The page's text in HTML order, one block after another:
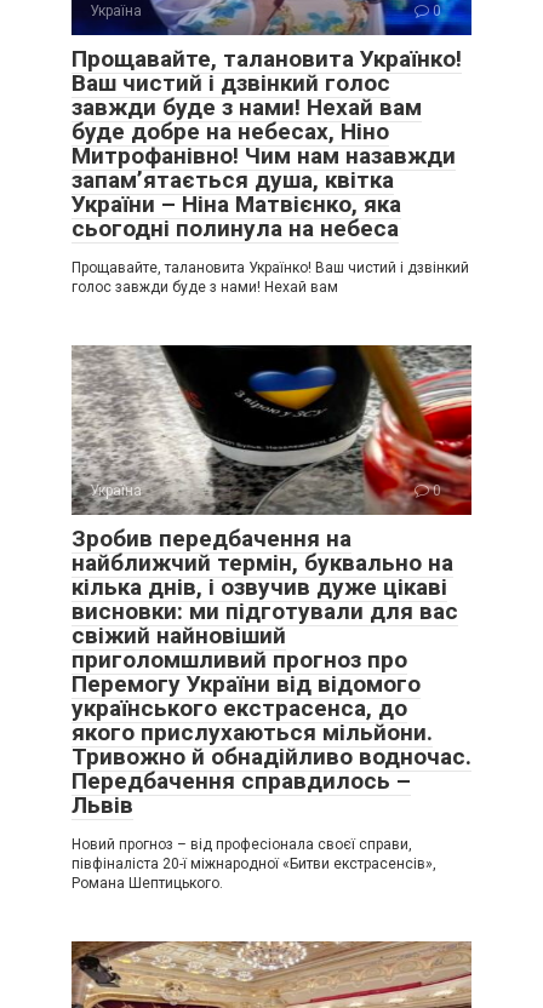
Україна 0
Прощавайте, талановита Українко!
Ваш чистий і дзвінкий голос
завжди буде з нами! Нехай вам
буде добре на небесах, Ніно
Митрофанівно! Чим нам назавжди
запам’ятається душа, квітка
України – Ніна Матвієнко, яка
сьогодні полинула на небеса
Прощавайте, талановита Українко! Ваш чистий і дзвінкий
голос завжди буде з нами! Нехай вам
Україна 0
Зробив передбачення на
найближчий термін, буквально на
кілька днів, і озвучив дуже цікаві
висновки: ми підготували для вас
свіжий найновіший
приголомшливий прогноз про
Перемогу України від відомого
українського екстрасенса, до
якого прислухаються мільйони.
Тривожно й обнадійливо водночас.
Передбачення справдилось –
Львів
Новий прогноз – від професіонала своєї справи,
півфіналіста 20-ї міжнародної «Битви екстрасенсів»,
Романа Шептицького.